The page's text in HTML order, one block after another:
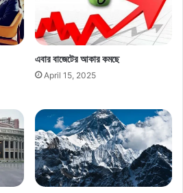
ভবিষ্যতে কোনো আশা থাকবে না।
Copy URL
এবার বাজেটের আকার কমছে
April 15, 2025